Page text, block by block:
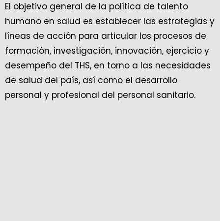
El objetivo general de la política de talento
humano en salud es establecer las estrategias y
líneas de acción para articular los procesos de
formación, investigación, innovación, ejercicio y
desempeño del THS, en torno a las necesidades
de salud del país, así como el desarrollo
personal y profesional del personal sanitario.